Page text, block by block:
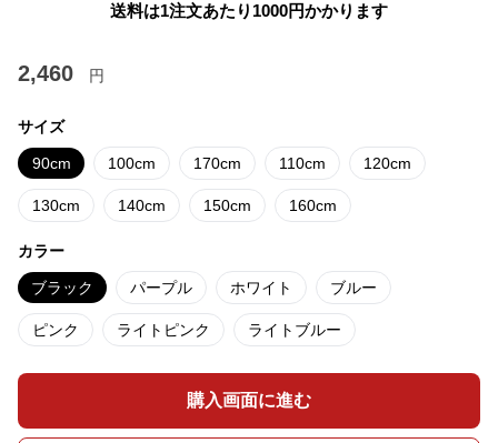
送料は1注文あたり 1000円かかります
2,460 円
サイズ
90cm 100cm 170cm 110cm 120cm
130cm 140cm 150cm 160cm
カラー
ブラック パープル ホワイト ブルー
ピンク ライトピンク ライトブルー
購入画面に進む